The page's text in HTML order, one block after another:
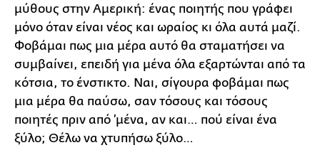
μύθους στην Αμερική: ένας ποιητής που γράφει
μόνο όταν είναι νέος και ωραίος κι όλα αυτά μαζί.
Φοβάμαι πως μια μέρα αυτό θα σταματήσει να
συμβαίνει, επειδή για μένα όλα εξαρτώνται από τα
κότσια, το ένστικτο. Ναι, σίγουρα φοβάμαι πως
μια μέρα θα παύσω, σαν τόσους και τόσους
ποιητές πριν από ’μένα, αν και… πού είναι ένα
ξύλο; Θέλω να χτυπήσω ξύλο…